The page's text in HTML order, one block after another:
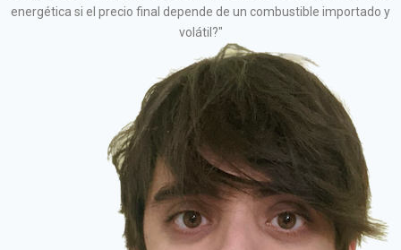
energética si el precio final depende de un combustible importado y
volátil?"